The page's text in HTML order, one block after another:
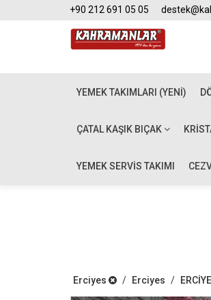
+90 212 691 05 05
YEMEK TAKIMLARI (YENİ)
ÇATAL KAŞIK BIÇAK
YEMEK SERVİS TAKIMI
Erciyes / Erciyes /